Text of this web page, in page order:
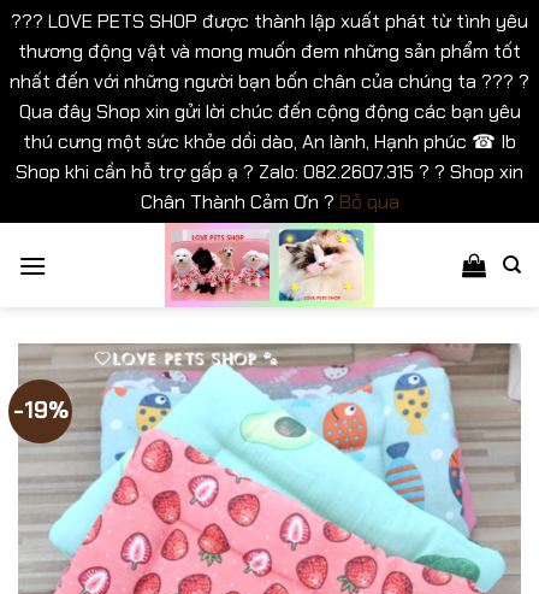
??? LOVE PETS SHOP được thành lập xuất phát từ tình yêu
thương động vật và mong muốn đem những sản phẩm tốt
nhất đến với những người bạn bốn chân của chúng ta ??? ?
Qua đây Shop xin gửi lời chúc đến cộng động các bạn yêu
thú cưng một sức khỏe dồi dào, An lành, Hạnh phúc ☎ Ib
Shop khi cần hỗ trợ gấp ạ ? Zalo: 082.2607.315 ? ? Shop xin
Chân Thành Cảm Ơn ? Bỏ qua
qua
-19%